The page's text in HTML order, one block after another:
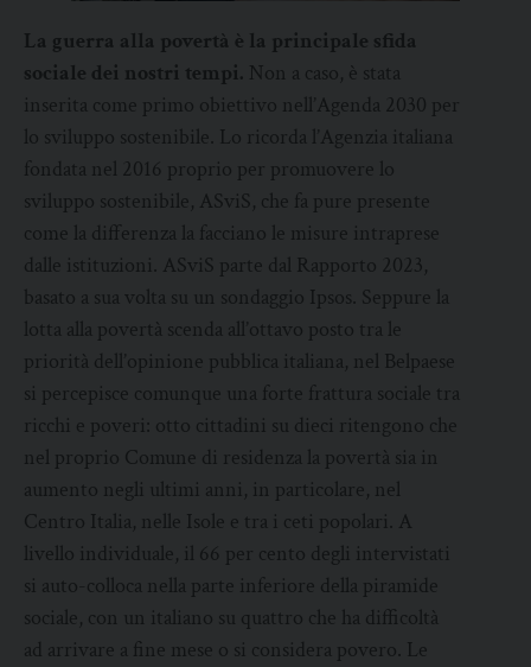
La guerra alla povertà è la principale sfida
sociale dei nostri tempi. Non a caso, è stata
inserita come primo obiettivo nell’Agenda 2030 per
lo sviluppo sostenibile. Lo ricorda l’Agenzia italiana
fondata nel 2016 proprio per promuovere lo
sviluppo sostenibile, ASviS, che fa pure presente
come la differenza la facciano le misure intraprese
dalle istituzioni. ASviS parte dal Rapporto 2023,
basato a sua volta su un sondaggio Ipsos. Seppure la
lotta alla povertà scenda all’ottavo posto tra le
priorità dell’opinione pubblica italiana, nel Belpaese
si percepisce comunque una forte frattura sociale tra
ricchi e poveri: otto cittadini su dieci ritengono che
nel proprio Comune di residenza la povertà sia in
aumento negli ultimi anni, in particolare, nel
Centro Italia, nelle Isole e tra i ceti popolari. A
livello individuale, il 66 per cento degli intervistati
si auto-colloca nella parte inferiore della piramide
sociale, con un italiano su quattro che ha difficoltà
ad arrivare a fine mese o si considera povero. Le